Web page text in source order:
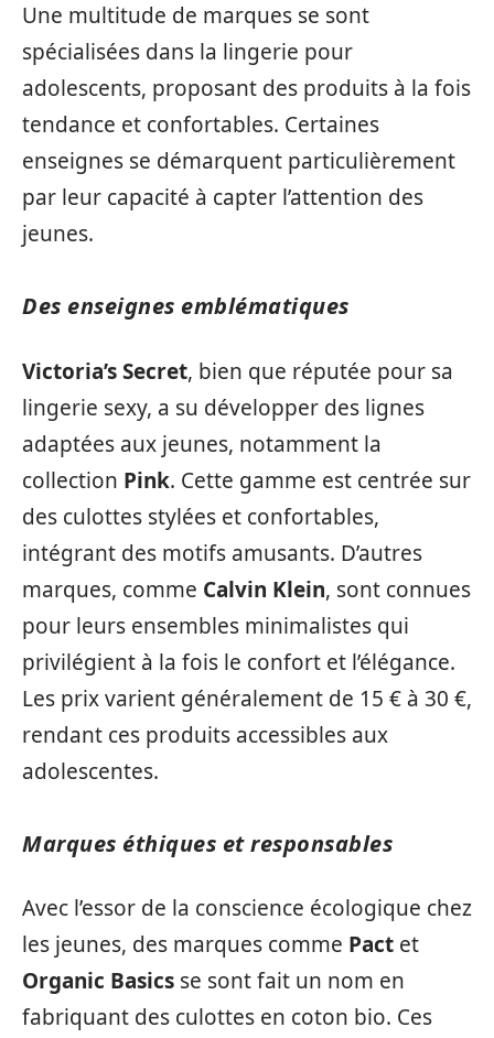
Une multitude de marques se sont
spécialisées dans la lingerie pour
adolescents, proposant des produits à la fois
tendance et confortables. Certaines
enseignes se démarquent particulièrement
par leur capacité à capter l’attention des
jeunes.
Des enseignes emblématiques
Victoria’s Secret, bien que réputée pour sa
lingerie sexy, a su développer des lignes
adaptées aux jeunes, notamment la
collection Pink. Cette gamme est centrée sur
des culottes stylées et confortables,
intégrant des motifs amusants. D’autres
marques, comme Calvin Klein, sont connues
pour leurs ensembles minimalistes qui
privilégient à la fois le confort et l’élégance.
Les prix varient généralement de 15 € à 30 €,
rendant ces produits accessibles aux
adolescentes.
Marques éthiques et responsables
Avec l’essor de la conscience écologique chez
les jeunes, des marques comme Pact et
Organic Basics se sont fait un nom en
fabriquant des culottes en coton bio. Ces